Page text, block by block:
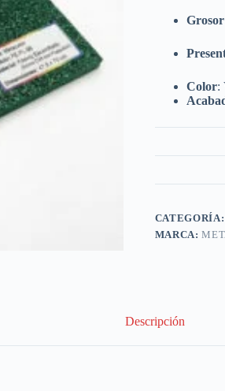
Color:
CATEGORÍA:
MARCA:
Descripción